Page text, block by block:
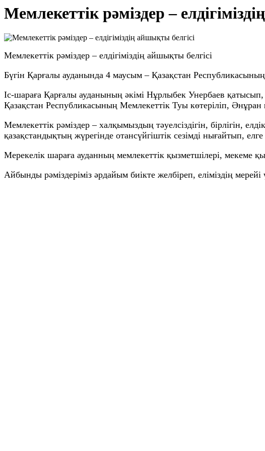
Мемлекеттік рәміздер –
Мемлекеттік рәміздер – елдігіміздің айшықты белгісі
Бүгін Қарғалы ауданында 4 маусым – Қазақстан
Іс-шараға Қарғалы ауданының әкімі Нұрлыбек Унербаев
Қазақстан Республикасының Мемлекеттік Туы көтеріліп,
Мемлекеттік рәміздер – халқымыздың тәуелсіздігін, бірлігін,
қазақстандықтың жүрегінде отансүйгіштік сезімді нығайтып,
Мерекелік шараға ауданның мемлекеттік қызметшілері, мекеме
Айбынды рәміздеріміз әрдайым биікте желбіреп, еліміздің мерейі